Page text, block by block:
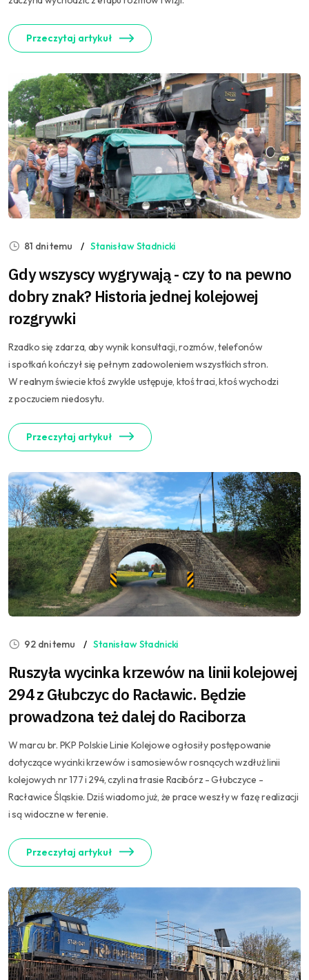
Przeczytaj artykuł
81 dni temu Stanisław Stadnicki
Gdy wszyscy wygrywają - czy to na pewno
dobry znak? Historia jednej kolejowej
rozgrywki
Rzadko się zdarza, aby wynik konsultacji, rozmów, telefonów
i spotkań kończył się pełnym zadowoleniem wszystkich stron.
W realnym świecie ktoś zwykle ustępuje, ktoś traci, ktoś wychodzi
z poczuciem niedosytu.
Przeczytaj artykuł
92 dni temu Stanisław Stadnicki
Ruszyła wycinka krzewów na linii kolejowej
294 z Głubczyc do Racławic. Będzie
prowadzona też dalej do Raciborza
W marcu br. PKP Polskie Linie Kolejowe ogłosiły postępowanie
dotyczące wycinki krzewów i samosiewów rosnących wzdłuż linii
kolejowych nr 177 i 294, czyli na trasie Racibórz - Głubczyce -
Racławice Śląskie. Dziś wiadomo już, że prace weszły w fazę realizacji
i są widoczne w terenie.
Przeczytaj artykuł